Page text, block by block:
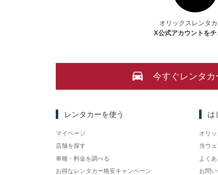
オリックスレンタ
X公式アカウントをチ
今すぐレンタカ
レンタカーを使う
マイページ
店舗を探す
車種・料金を調べる
お得なレンタカー格安キャンペーン
は
オリ
当ウ
よく
お問